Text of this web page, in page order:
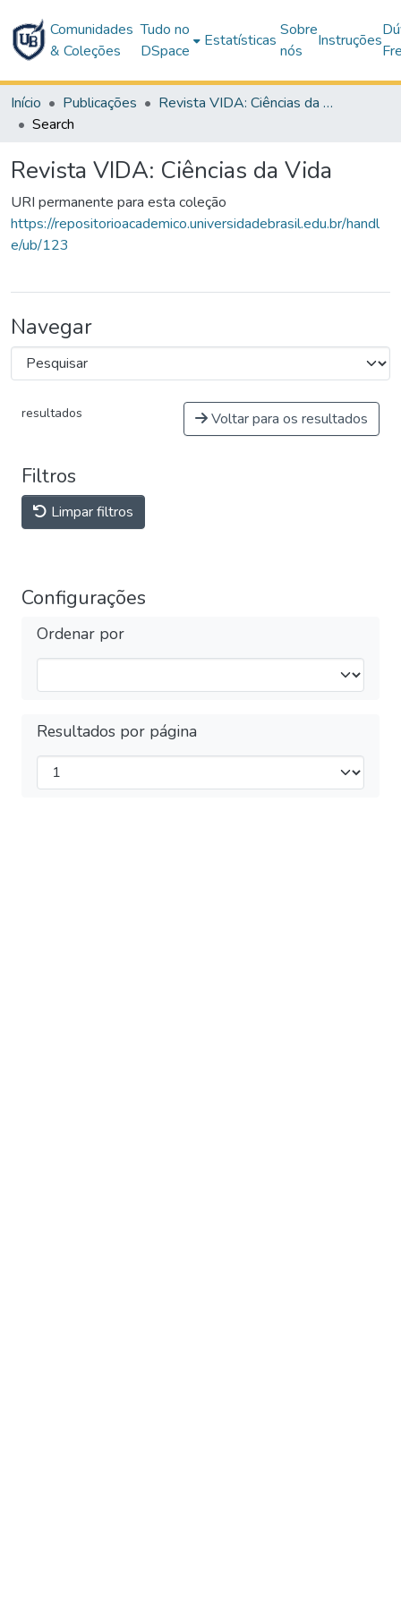
Comunidades
& Coleções
Tudo no
DSpace
Estatísticas
Sobre
nós
Instruções
Início Publicações
Revista VIDA: Ciências da Vida
Search
Revista VIDA: Ciências da Vida
URI permanente para esta coleção
https://repositorioacademico.universidadebrasil.edu.br/handl
e/ub/123
Navegar
resultados Voltar para os resultados
Filtros
Limpar filtros
Configurações
Ordenar por
Resultados por página